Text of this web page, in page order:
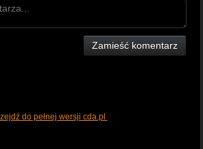
Zamieść komentarz
do pełnej wersji cda.pl